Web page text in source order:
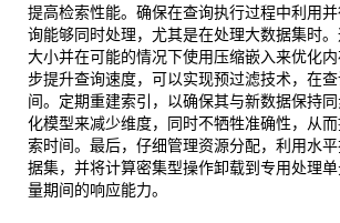
提高检索性能。确保在查询执行过程中利用
询能够同时处理，尤其是在处理大数据集时
大小并在可能的情况下使用压缩嵌入来优化
步提升查询速度，可以实现预过滤技术，在
间。定期重建索引，以确保其与新数据保持
化模型来减少维度，同时不牺牲准确性，从
索时间。最后，仔细管理资源分配，利用水
据集，并将计算密集型操作卸载到专用处理
量期间的响应能力。